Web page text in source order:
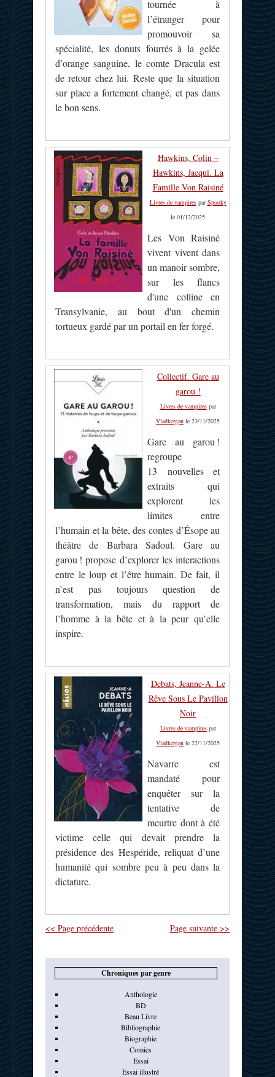
tournée à
l’étranger pour
promouvoir sa
spécialité, les donuts fourrés à la gelée
d’orange sanguine, le comte Dracula est
de retour chez lui. Reste que la situation
sur place a fortement changé, et pas dans
le bon sens.
Hawkins, Colin –
Hawkins, Jacqui. La
Famille Von Raisiné
Livres de vampiresparSpooky
le 01/12/2025
Les Von Raisiné
vivent vivent dans
un manoir sombre,
sur les flancs
d'une colline en
Transylvanie, au bout d'un chemin
tortueux gardé par un portail en fer forgé.
Collectif. Gare au
garou !
Livres de vampirespar
Vladkergan le 23/11/2025
Gare au garou !
regroupe
13 nouvelles et
extraits qui
explorent les
limites entre
l’humain et la bête, des contes d’Ésope au
théâtre de Barbara Sadoul. Gare au
garou ! propose d’explorer les interactions
entre le loup et l’être humain. De fait, il
n’est pas toujours question de
transformation, mais du rapport de
l’homme à la bête et à la peur qu’elle
inspire.
Debats, Jeanne-A. Le
Rêve Sous Le Pavillon
Noir
Livres de vampirespar
Vladkergan le 22/11/2025
Navarre est
mandaté pour
enquêter sur la
tentative de
meurtre dont à été
victime celle qui devait prendre la
présidence des Hespéride, reliquat d’une
humanité qui sombre peu à peu dans la
dictature.
<< Page précédente Page suivante >>
Chroniques par genre
Anthologie
BD
Beau Livre
Bibliographie
Biographie
Comics
Essai
Essai illustré